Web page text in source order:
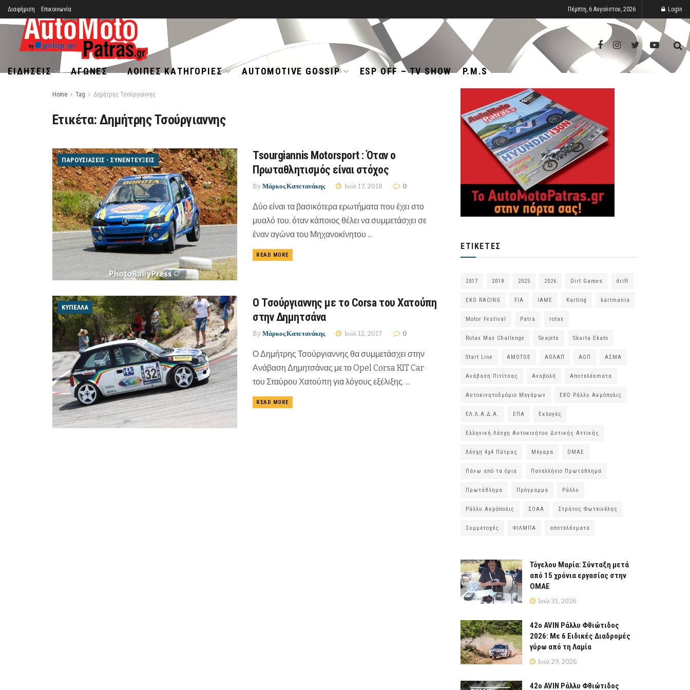
Διαφήμιση Επικοινωνία Πέμπτη, 6 Αυγούστου, 2026 Login
ΕΙΔΉΣΕΙΣ ΑΓΏΝΕΣ ΛΟΙΠΈΣ ΚΑΤΗΓΟΡΊΕΣ AUTOMOTIVE GOSSIP ESP OFF – TV SHOW P.M.S
Home Tag Δημήτρης Τσούργιαννης
Ετικέτα:Δημήτρης Τσούργιαννης
ΠΑΡΟΥΣΙΆΣΕΙΣ - ΣΥΝΕΝΤΕΎΞΕΙΣ
Tsourgiannis Motorsport : Όταν ο
Πρωταθλητισμός είναι στόχος
By Μάρκος Καπετανάκης Ιούλ 17, 2018 0
Δύο είναι τα βασικότερα ερωτήματα που έχει στο
μυαλό του, όταν κάποιος θέλει να συμμετάσχει σε
έναν αγώνα του Μηχανοκίνητου ...
READ MORE
ΚΎΠΕΛΛΑ
Ο Τσούργιαννης με το Corsa του Χατούπη
στην Δημητσάνα
By Μάρκος Καπετανάκης Ιούλ 12, 2017 0
Ο Δημήτρης Τσούργιαννης θα συμμετάσχει στην
Ανάβαση Δημητσάνας με το Opel Corsa KIT Car
του Σταύρου Χατούπη για λόγους εξέλιξης. ...
READ MORE
ΕΤΙΚΈΤΕΣ
2017 2018 2025 2026 Dirt Games drift
EKO RACING FIA IAME Karting kartmania
Motor Festival Patra rotax
Rotax Max Challenge Seajets Skarta Ekato
Start Line ΑΜΟΤΟΕ ΑΟΛΑΠ ΑΟΠ ΑΣΜΑ
Ανάβαση Πιτίτσας Αναβολή Αποτελέsmατα
Αυτοκινητοδρόμιο Μεγάρων ΕΚΟ Ράλλυ Ακρόπολις
ΕΛ.Λ.Α.Δ.Α. ΕΠΑ Εκλογές
Ελληνική Λέσχη Αυτοκινήτου Δυτικής Αττικής
Λέσχη 4χ4 Πάτρας Μέγαρα ΟΜΑΕ
Πάνω από τα όρια Πανελλήνιο Πρωτάθλημα
Πρωτάθλημα Πρόγραμμα Ράλλυ
Ράλλυ Ακρόπολις ΣΟΑΑ Στράτος Φωτεινέλης
Συμμετοχές ΦΙΛΜΠΑ αποτελέσματα
Τόγελου Μαρία: Σύνταξη μετά
από 15 χρόνια εργασίας στην
ΟΜΑΕ
Ιούλ 31, 2026
42ο AVIN Ράλλυ Φθιώτιδος
2026: Με 6 Ειδικές Διαδρομές
γύρω από τη Λαμία
Ιούλ 29, 2026
42ο AVIN Ράλλυ Φθιώτιδος